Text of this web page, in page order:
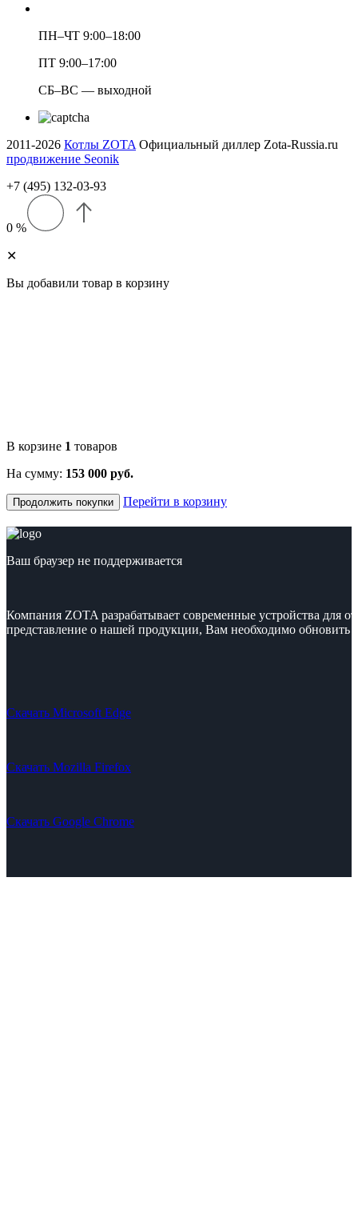
ПН–ЧТ 9:00–18:00
ПТ 9:00–17:00
СБ–ВС — выходной
2011-2026 Котлы ZOTA Официальный диллер Zota-Russia.ru
продвижение Seonik
+7 (495) 132-03-93
0 %
✕
Вы добавили товар в корзину
В корзине 1 товаров
На сумму: 153 000 руб.
Продолжить покупки Перейти в корзину
Ваш браузер не поддерживается
Компания ZOTA разрабатывает современные устройства для
представление о нашей продукции, Вам необходимо обновить
Скачать Microsoft Edge
Скачать Mozilla Firefox
Скачать Google Chrome